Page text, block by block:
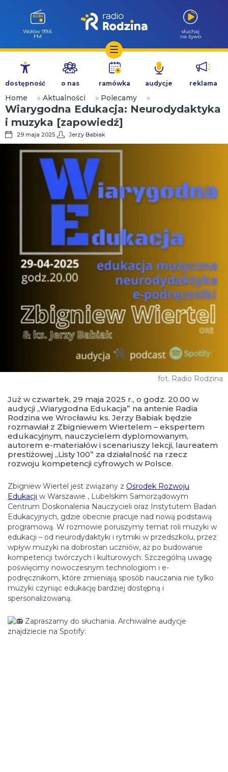
Przejdź
treści
Wołów 99.6
FM
słuchaj
na żywo
dostępność o nas ramówka audycje reklama
Home » Aktualności » Polecamy »
Wiarygodna Edukacja: Neurodydaktyka
i muzyka [zapowiedź]
29 maja 2025 Jerzy Babiak
fot. Radio Rodzina
Już w czwartek, 29 maja 2025 r., o godz. 20.00 w
audycji „Wiarygodna Edukacja” na antenie Radia
Rodzina we Wrocławiu ks. Jerzy Babiak będzie
rozmawiał z Zbigniewem Wiertelem – ekspertem
edukacyjnym, nauczycielem dyplomowanym,
autorem e-materiałów i scenariuszy lekcji, laureatem
prestiżowej „Listy 100” za działalność na rzecz
rozwoju kompetencji cyfrowych w Polsce.
Zbigniew Wiertel jest związany z Ośrodek Rozwoju
Edukacji w Warszawie , Lubelskim Samorządowym
Centrum Doskonalenia Nauczycieli oraz Instytutem Badań
Edukacyjnych, gdzie obecnie pracuje nad nową podstawą
programową. W rozmowie poruszymy temat roli muzyki w
edukacji – od neurodydaktyki i rytmiki w przedszkolu, przez
wpływ muzyki na dobrostan uczniów, aż po budowanie
kompetencji twórczych i kulturowych. Szczególną uwagę
poświęcimy nowoczesnym technologiom i e-
podręcznikom, które zmieniają sposób nauczania nie tylko
muzyki czyniąc edukację bardziej dostępną i
spersonalizowaną.
Zapraszamy do słuchania. Archiwalne audycje
znajdziecie na Spotify: